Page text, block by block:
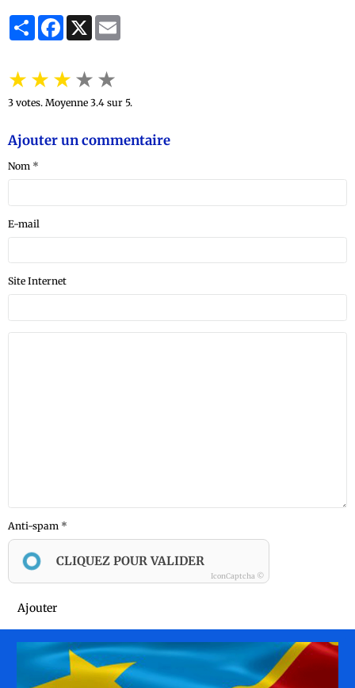
PartagerFacebook
X
★★★★★
3 votes. Moyenne 3.4 sur 5.
Ajouter un commentaire
Nom
E-mail
Site Internet
Anti-spam
CLIQUEZ POUR VALIDER
IconCaptcha ©
Ajouter